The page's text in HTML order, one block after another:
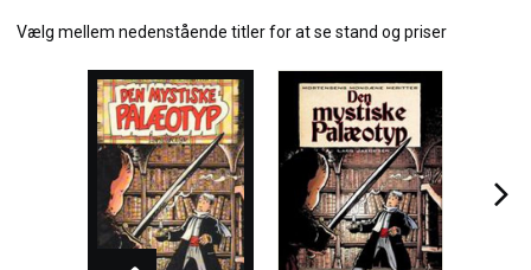
Vælg mellem nedenstående titler for at se stand og priser